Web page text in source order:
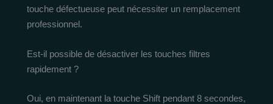
touche défectueuse peut nécessiter un remplacement
professionnel.
Est-il possible de désactiver les touches filtres
rapidement ?
Oui, en maintenant la touche Shift pendant 8 secondes,